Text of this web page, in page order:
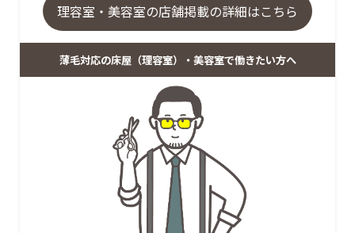
理容室・美容室の店舗掲載の詳細はこちら
薄毛対応の床屋（理容室）・美容室で働きたい方へ